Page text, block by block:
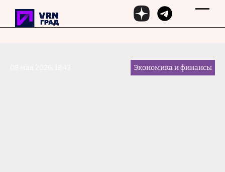
Перейти к основному содержанию
Экономика и финансы